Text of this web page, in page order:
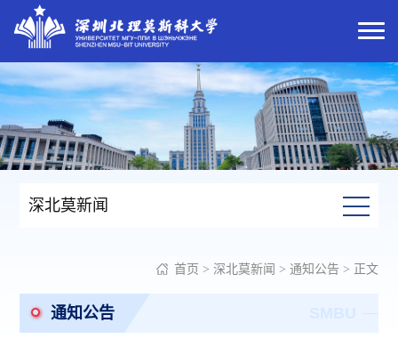
深北莫新闻
首页 > 深北莫新闻 > 通知公告 > 正文
通知公告